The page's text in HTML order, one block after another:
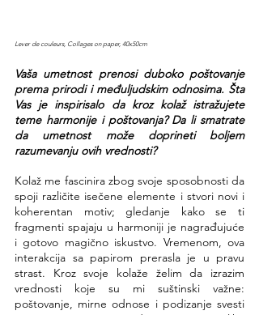
Lever de couleurs, Collages on paper, 40x50cm
Vaša umetnost prenosi duboko poštovanje
prema prirodi i međuljudskim odnosima. Šta
Vas je inspirisalo da kroz kolaž istražujete
teme harmonije i poštovanja? Da li smatrate
da umetnost može doprineti boljem
razumevanju ovih vrednosti?
Kolaž me fascinira zbog svoje sposobnosti da
spoji različite isečene elemente i stvori novi i
koherentan motiv; gledanje kako se ti
fragmenti spajaju u harmoniji je nagrađujuće
i gotovo magično iskustvo. Vremenom, ova
interakcija sa papirom prerasla je u pravu
strast. Kroz svoje kolaže želim da izrazim
vrednosti koje su mi suštinski važne:
poštovanje, mirne odnose i podizanje svesti